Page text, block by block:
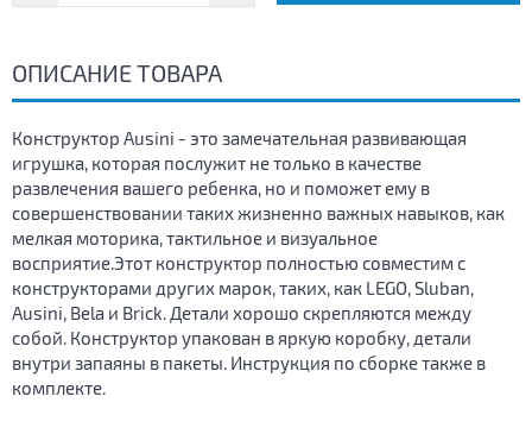
ОПИСАНИЕ ТОВАРА
Конструктор Ausini - это замечательная развивающая
игрушка, которая послужит не только в качестве
развлечения вашего ребенка, но и поможет ему в
совершенствовании таких жизненно важных навыков, как
мелкая моторика, тактильное и визуальное
восприятие.Этот конструктор полностью совместим с
конструкторами других марок, таких, как LEGO, Sluban,
Ausini, Bela и Brick. Детали хорошо скрепляются между
собой. Конструктор упакован в яркую коробку, детали
внутри запаяны в пакеты. Инструкция по сборке также в
комплекте.